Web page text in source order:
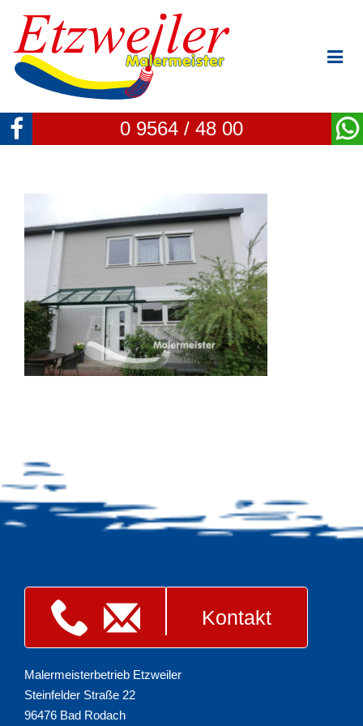
0 9564 / 48 00
Kontakt
Malermeisterbetrieb Etzweiler
Steinfelder Straße 22
96476 Bad Rodach